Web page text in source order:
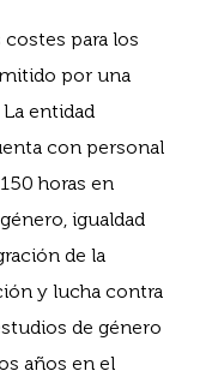
para los
por una
. La entidad
con personal
horas en
igualdad
de la
y lucha contra
de género
años en el